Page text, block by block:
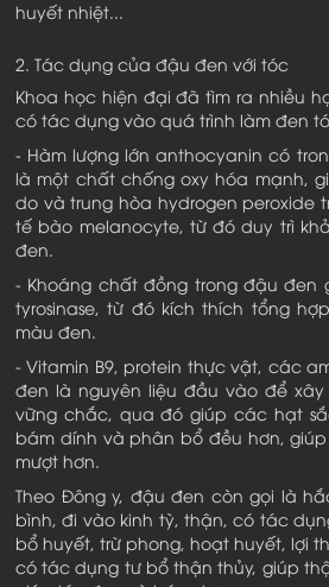
huyết nhiệt...
2. Tác dụng của đậu đen với tóc
Khoa học hiện đại đã tìm ra nhiều
có tác dụng vào quá trình làm đen
- Hàm lượng lớn anthocyanin có
là một chất chống oxy hóa mạnh,
do và trung hòa hydrogen peroxide
tế bào melanocyte, từ đó duy trì
đen.
- Khoáng chất đồng trong đậu đen
tyrosinase, từ đó kích thích tổng
màu đen.
- Vitamin B9, protein thực vật, các
đen là nguyên liệu đầu vào để
vững chắc, qua đó giúp các hạt
bám dính và phân bổ đều hơn,
mượt hơn.
Theo Đông y, đậu đen còn gọi là
bình, đi vào kinh tỳ, thận, có tác
bổ huyết, trừ phong, hoạt huyết, lợi
có tác dụng tư bổ thận thủy, giúp